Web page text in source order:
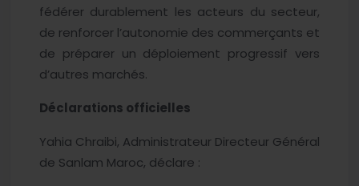
fédérer durablement les acteurs du secteur,
de renforcer l’autonomie des commerçants et
de préparer un déploiement progressif vers
d’autres marchés.
Déclarations officielles
Yahia Chraibi, Administrateur Directeur Général
de Sanlam Maroc, déclare :